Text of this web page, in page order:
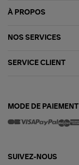
À PROPOS
NOS SERVICES
SERVICE CLIENT
MODE DE PAIEMENT
SUIVEZ-NOUS